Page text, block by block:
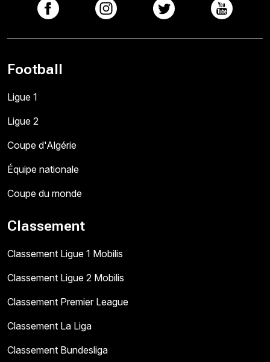
Football
Ligue 1
Ligue 2
Coupe d'Algérie
Équipe nationale
Coupe du monde
Classement
Classement Ligue 1 Mobilis
Classement Ligue 2 Mobilis
Classement Premier League
Classement La Liga
Classement Bundesliga